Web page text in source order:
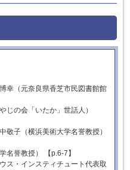
幸（元奈良県香芝市民図書館館
じの会「いたか」世話人）
敬子（横浜美術大学名誉教授）
名誉教授） 【p.6-7】
ス・インスティチュート代表取